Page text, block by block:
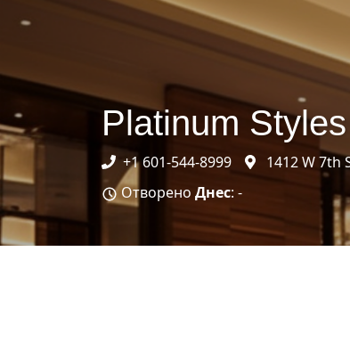
Platinum Styles
+1 601-544-8999
1412 W 7th
Отворено Днес: -